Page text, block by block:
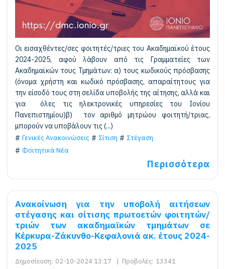
Οι εισαχθέντες/σες φοιτητές/τριες του Ακαδημαϊκού έτους
2024-2025, αφού λάβουν από τις Γραμματείες των
Ακαδημαϊκών τους Τμημάτων: α) τους κωδικούς πρόσβασης
(όνομα χρήστη και κωδικό πρόσβασης, απαραίτητους για
την είσοδό τους στη σελίδα υποβολής της αίτησης, αλλά και
για όλες τις ηλεκτρονικές υπηρεσίες του Ιονίου
Πανεπιστημίου)β) τον αριθμό μητρώου φοιτητή/τριας,
μπορούν να υποβάλουν τις (...)
Γενικές Ανακοινώσεις
Σίτιση
Στέγαση
Φοιτητικά Νέα
Περισσότερα
Ανακοίνωση για την υποβολή αιτήσεων
στέγασης και σίτισης πρωτοετών φοιτητών/
τριών των ακαδημαϊκών τμημάτων σε
Κέρκυρα-Ζάκυνθο-Κεφαλονιά ακ. έτους 2024-
2025
Δημοσίευση: 02-10-2024 13:17 | Προβολές: 13341